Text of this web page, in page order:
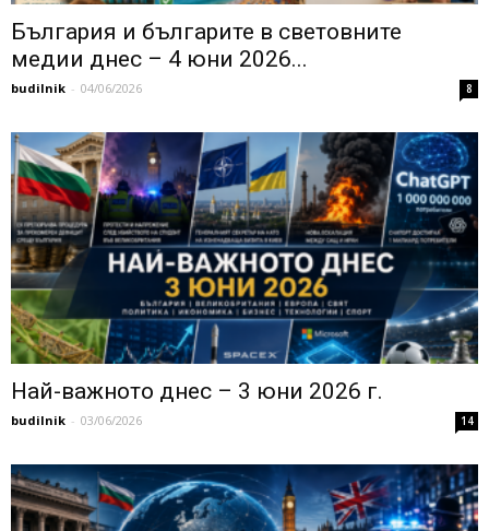
България и българите в световните
медии днес – 4 юни 2026...
budilnik - 04/06/2026 8
Най-важното днес – 3 юни 2026 г.
budilnik - 03/06/2026 14